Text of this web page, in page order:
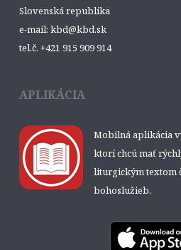
Slovenská republika
e-mail: kbd@kbd.sk
tel.č. +421 915 909 914
APLIKÁCIA
Mobilná aplikácia
ktorí chcú mať
liturgickým textom
bohoslužieb.